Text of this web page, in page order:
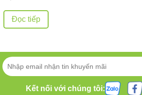
Đọc tiếp
Kết nối với chúng tôi: